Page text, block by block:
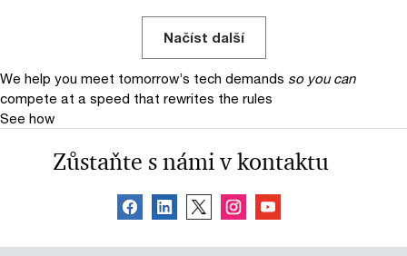
Načíst další
We help you meet tomorrow’s tech demands so you can
compete at a speed that rewrites the rules
See how
Zůstaňte s námi v kontaktu